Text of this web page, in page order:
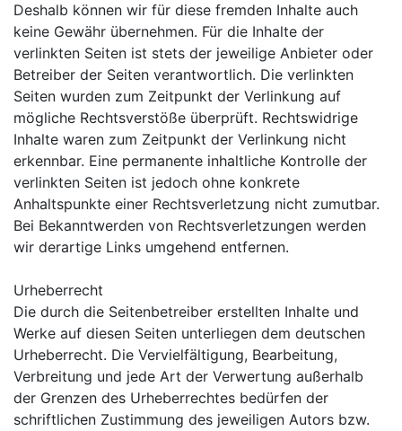
Deshalb können wir für diese fremden Inhalte auch
keine Gewähr übernehmen. Für die Inhalte der
verlinkten Seiten ist stets der jeweilige Anbieter oder
Betreiber der Seiten verantwortlich. Die verlinkten
Seiten wurden zum Zeitpunkt der Verlinkung auf
mögliche Rechtsverstöße überprüft. Rechtswidrige
Inhalte waren zum Zeitpunkt der Verlinkung nicht
erkennbar. Eine permanente inhaltliche Kontrolle der
verlinkten Seiten ist jedoch ohne konkrete
Anhaltspunkte einer Rechtsverletzung nicht zumutbar.
Bei Bekanntwerden von Rechtsverletzungen werden
wir derartige Links umgehend entfernen.
Urheberrecht
Die durch die Seitenbetreiber erstellten Inhalte und
Werke auf diesen Seiten unterliegen dem deutschen
Urheberrecht. Die Vervielfältigung, Bearbeitung,
Verbreitung und jede Art der Verwertung außerhalb
der Grenzen des Urheberrechtes bedürfen der
schriftlichen Zustimmung des jeweiligen Autors bzw.